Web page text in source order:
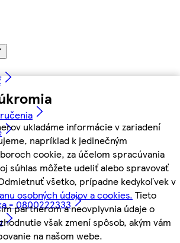
ukladáme informácie v zariadení
napríklad k jedinečným
cookie, za účelom spracúvania
súhlas môžete udeliť alebo spravovať
všetko, prípadne kedykoľvek v
osobných údajov a cookies. Tieto
partnerom a neovplyvnia údaje o
však zmení spôsob, akým vám
na našom webe.
- 0800222333